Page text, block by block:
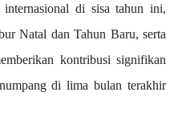
internasional di sisa tahun ini,
Natal dan Tahun Baru, serta
kontribusi signifikan
di lima bulan terakhir